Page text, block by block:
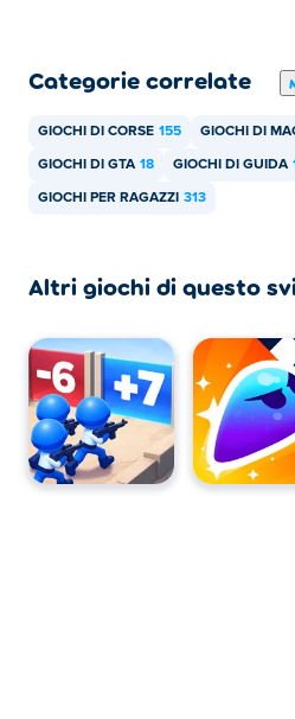
Categorie correlate
GIOCHI DI CORSE 155 GIOCHI DI
GIOCHI DI GTA 18 GIOCHI DI GUIDA
GIOCHI PER RAGAZZI 313
Altri giochi di questo